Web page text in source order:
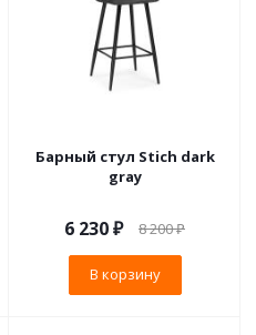
Барный стул Stich dark
gray
6 230₽ 8 200₽
В корзину